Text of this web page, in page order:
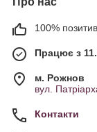
100%
Працює з
м. Рожнов
вул.
Контакти